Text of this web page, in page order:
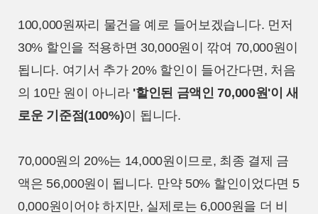
100,000원짜리 물건을 예로 들어보겠습니다. 먼저
30% 할인을 적용하면 30,000원이 깎여 70,000원이
됩니다. 여기서 추가 20% 할인이 들어간다면, 처음
의 10만 원이 아니라 '할인된 금액인 70,000원'이 새
로운 기준점(100%)이 됩니다.
70,000원의 20%는 14,000원이므로, 최종 결제 금
액은 56,000원이 됩니다. 만약 50% 할인이었다면 5
0,000원이어야 하지만, 실제로는 6,000원을 더 비